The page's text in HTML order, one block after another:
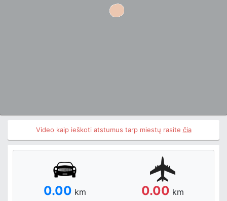
Video kaip ieškoti atstumus tarp miestų rasite čia
0.00 km 0.00 km